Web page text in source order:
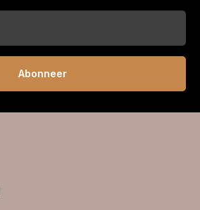
Abonneer